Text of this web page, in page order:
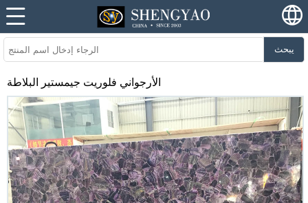
يبحث
الأرجواني فلوريت جيمستير البلاطة